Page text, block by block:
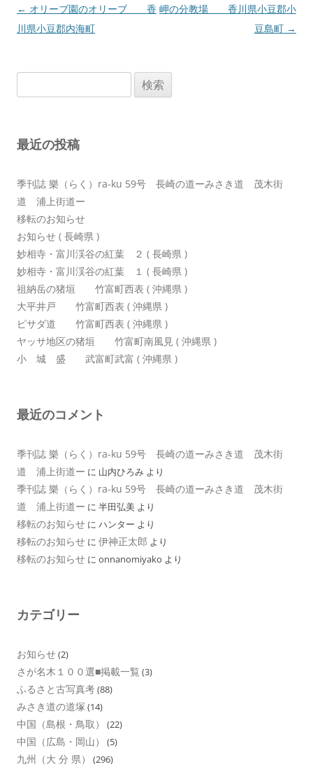
投
稿
ョ
← オリーブ園のオリーブ 香
川県小豆郡内海町
岬の分教場 香川県小豆郡小
豆島町 →
索:
最近の投稿
季刊誌 樂（らく）ra-ku 59号 長崎の道ーみさき道 茂木街
道 浦上街道ー
移転のお知らせ
お知らせ ( 長崎県 )
妙相寺・富川渓谷の紅葉 ２ ( 長崎県 )
妙相寺・富川渓谷の紅葉 １ ( 長崎県 )
祖納岳の猪垣 竹富町西表 ( 沖縄県 )
大平井戸 竹富町西表 ( 沖縄県 )
ピサダ道 竹富町西表 ( 沖縄県 )
ヤッサ地区の猪垣 竹富町南風見 ( 沖縄県 )
小 城 盛 武富町武富 ( 沖縄県 )
最近のコメント
季刊誌 樂（らく）ra-ku 59号 長崎の道ーみさき道 茂木街
道 浦上街道ー に 山内ひろみ より
季刊誌 樂（らく）ra-ku 59号 長崎の道ーみさき道 茂木街
道 浦上街道ー に 半田弘美 より
移転のお知らせ に ハンター より
移転のお知らせ に 伊神正太郎 より
移転のお知らせ に onnanomiyako より
カテゴリー
お知らせ(2)
さが名木１００選■掲載一覧 (3)
ふるさと古写真考(88)
みさき道の道塚 (14)
中国（島根・鳥取） (22)
中国（広島・岡山） (5)
九州（大 分 県） (296)